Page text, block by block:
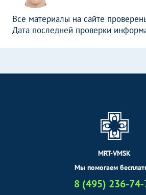
Все материалы на сайте
Дата последней проверки
MRT-VMSK
Мы помогаем
8 (495) 236-74-